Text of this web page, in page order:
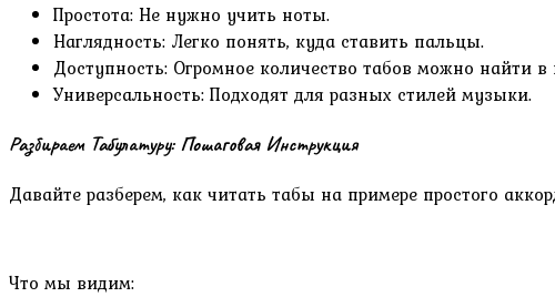
Простота: Не нужно учить ноты.
Наглядность: Легко понять, куда ставить пальцы.
Доступность: Огромное количество табов можно найти в
Универсальность: Подходят для разных стилей музыки.
Разбираем Табулатуру: Пошаговая Инструкция
Давайте разберем, как читать табы на примере простого
Что мы видим: